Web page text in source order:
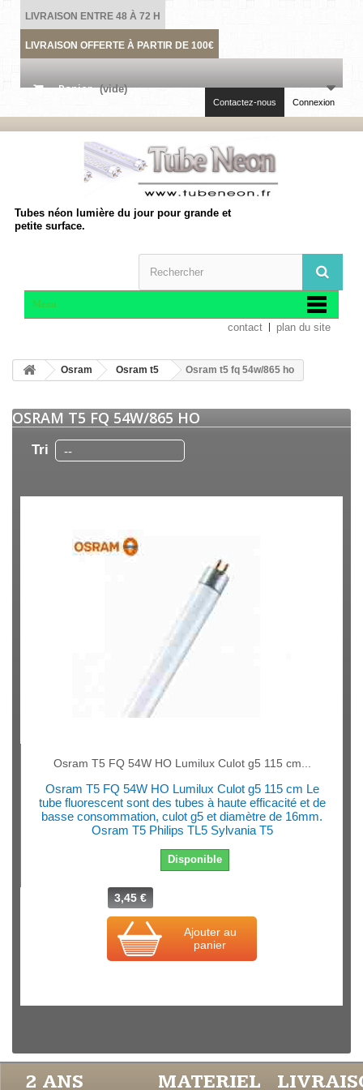
LIVRAISON ENTRE 48 À 72 H
LIVRAISON OFFERTE À PARTIR DE 100€
Panier (vide)
Connexion
Contactez-nous
Tubes néon lumière du jour pour grande et
petite surface.
Menu
contact plan du site
Osram Osram t5 Osram t5 fq 54w/865 ho
OSRAM T5 FQ 54W/865 HO
Tri --
Osram T5 FQ 54W HO Lumilux Culot g5 115 cm...
Osram T5 FQ 54W HO Lumilux Culot g5 115 cm Le
tube fluorescent sont des tubes à haute efficacité et de
basse consommation, culot g5 et diamètre de 16mm.
Osram T5 Philips TL5 Sylvania T5
Disponible
3,45 €
Ajouter au
panier
2 ANS MATERIEL